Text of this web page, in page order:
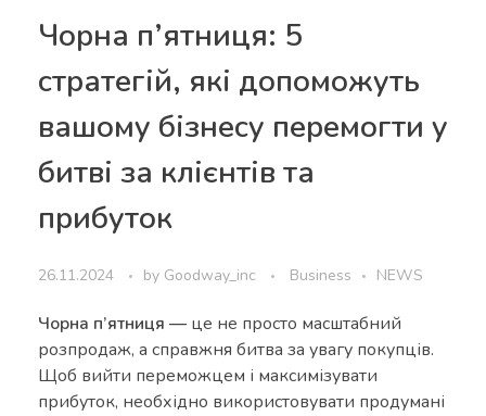
Чорна п’ятниця: 5
стратегій, які допоможуть
вашому бізнесу перемогти у
битві за клієнтів та
прибуток
26.11.2024 by Goodway_inc Business NEWS
Чорна п’ятниця — це не просто масштабний
розпродаж, а справжня битва за увагу покупців.
Щоб вийти переможцем і максимізувати
прибуток, необхідно використовувати продумані